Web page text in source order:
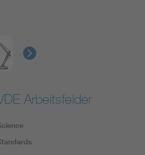
Arbeitsfelder